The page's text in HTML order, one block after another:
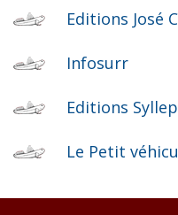
Editions José
Infosurr
Editions
Le Petit